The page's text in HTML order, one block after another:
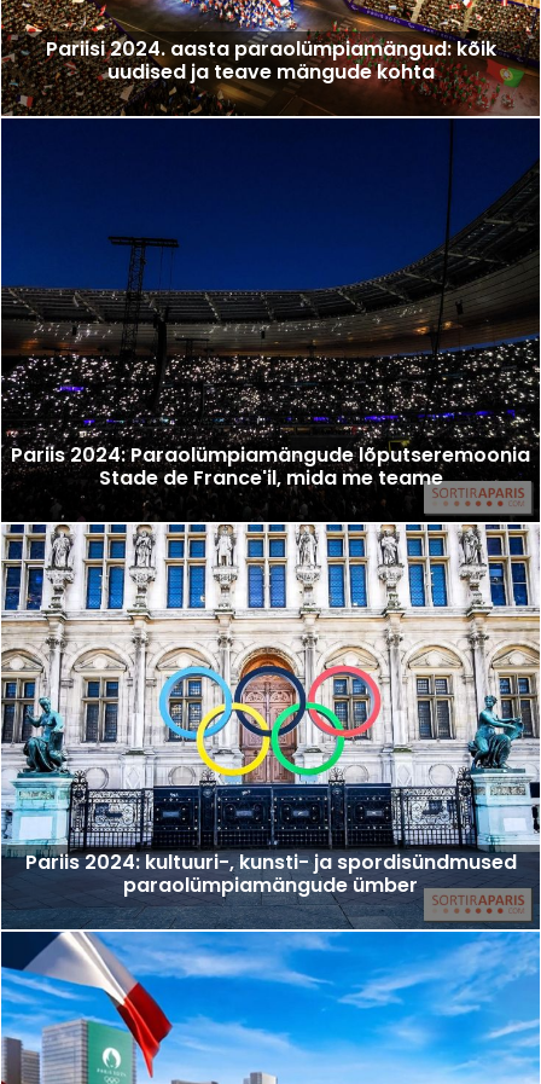
Pariisi 2024. aasta paraolümpiamängud: kõik
uudised ja teave mängude kohta
Pariis 2024: Paraolümpiamängude lõputseremoonia
Stade de France'il, mida me teame
Pariis 2024: kultuuri-, kunsti- ja spordisündmused
paraolümpiamängude ümber